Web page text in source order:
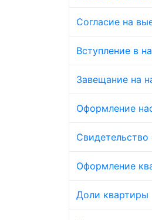
Согласие на
Вступление в
Завещание на
Оформление
Свидетельство
Оформление
Доли квартиры